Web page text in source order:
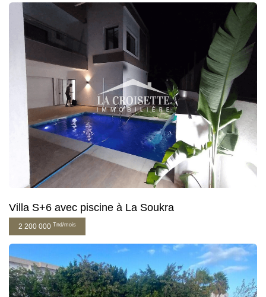
Villa S+6 avec piscine à La Soukra
2 200 000 Tnd/mois